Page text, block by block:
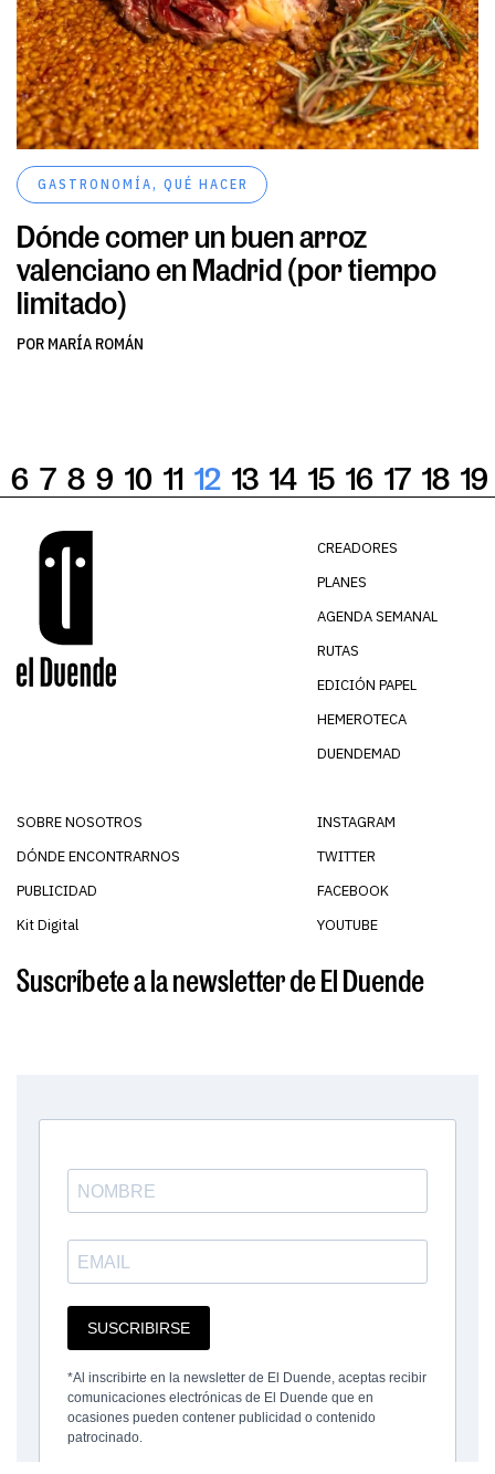
GASTRONOMÍA, QUÉ HACER
Dónde comer un buen arroz
valenciano en Madrid (por tiempo
limitado)
POR MARÍA ROMÁN
6 7 8 9 10 11 12 13 14 15 16 17 18 19
CREADORES
PLANES
AGENDA SEMANAL
RUTAS
EDICIÓN PAPEL
HEMEROTECA
DUENDEMAD
SOBRE NOSOTROS
DÓNDE ENCONTRARNOS
PUBLICIDAD
Kit Digital
INSTAGRAM
TWITTER
FACEBOOK
YOUTUBE
Suscríbete a la newsletter de El Duende